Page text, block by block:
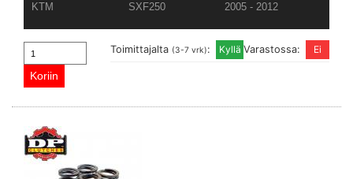
KTM
SXF250 2005 - 2012
Varastossa:
Toimittajalta (3-7 vrk):